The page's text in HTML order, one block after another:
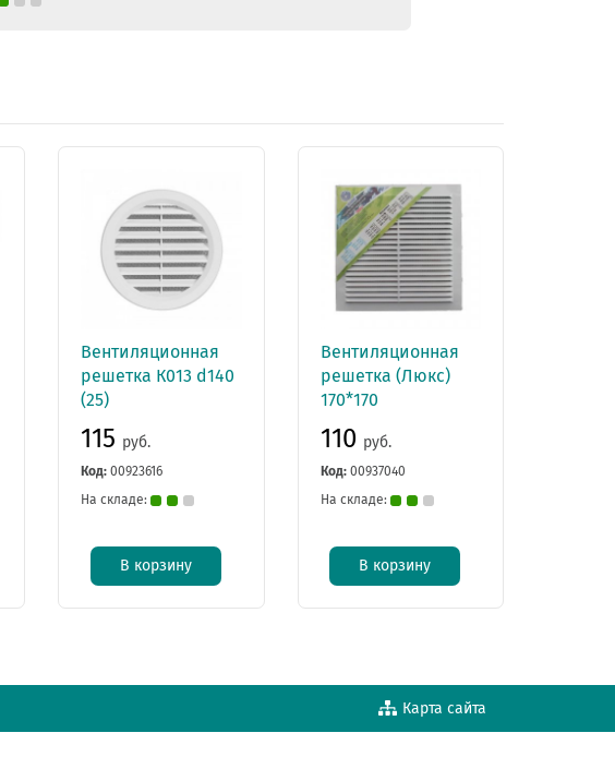
Вентиляционная
решетка К013 d140
(25)
115 руб.
Код:00923616
На складе:
В корзину
Вентиляционная
решетка (Люкс)
170*170
110 руб.
Код: 00937040
На складе:
В корзину
Карта сайта